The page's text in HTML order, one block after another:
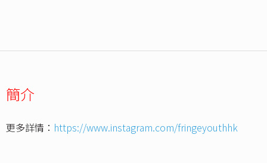
簡介
更多詳情： https://www.instagram.com/fringeyouthhk